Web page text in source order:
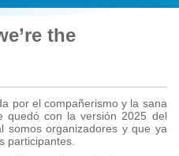
the
por el compañerismo y la sana
quedó con la versión 2025 del
somos organizadores y que ya
participantes.